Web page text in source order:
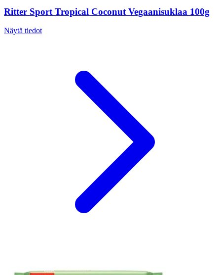
Ritter Sport Tropical Coconut Vegaanisuklaa 100g
Näytä tiedot